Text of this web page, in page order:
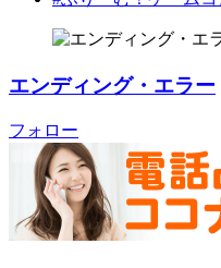
エンディング・エラー
フォロー